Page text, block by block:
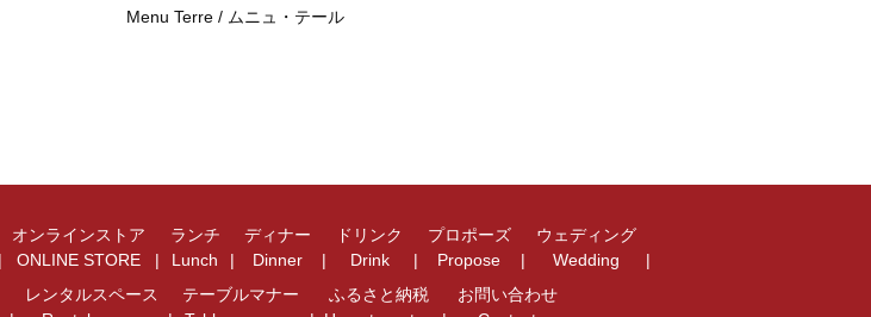
Menu Terre / ムニュ・テール
オンラインストア
ONLINE STORE
ランチ
Lunch
ディナー
Dinner
ドリンク
Drink
プロポーズ
Propose
ウェディング
Wedding
レンタルスペース
テーブルマナー
ふるさと納税
お問い合わせ